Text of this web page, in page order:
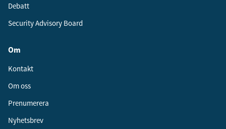
Debatt
Security Advisory Board
Om
Kontakt
Om oss
Prenumerera
Nyhetsbrev